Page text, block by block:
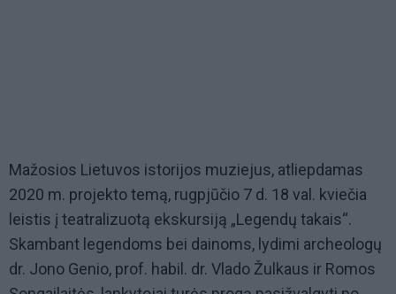
Mažosios Lietuvos istorijos muziejus, atliepdamas
2020 m. projekto temą, rugpjūčio 7 d. 18 val. kviečia
leistis į teatralizuotą ekskursiją „Legendų takais“.
Skambant legendoms bei dainoms, lydimi archeologų
dr. Jono Genio, prof. habil. dr. Vlado Žulkaus ir Romos